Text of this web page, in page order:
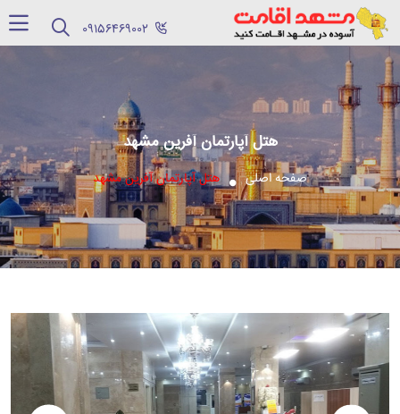
هتل آپارتمان آفرین مشهد
صفحه اصلی هتل آپارتمان آفرین مشهد